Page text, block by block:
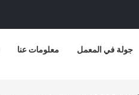
معلومات عنا جولة في المعمل